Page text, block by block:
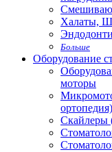
Халаты,
Больше
Оборудование
моторы
ортопедия)
Скайлеры